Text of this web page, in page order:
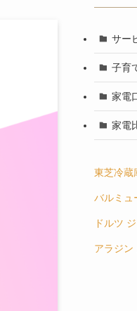
サー
子育
家電
家電
東芝冷蔵
バルミュ
ドルツ
アラジン